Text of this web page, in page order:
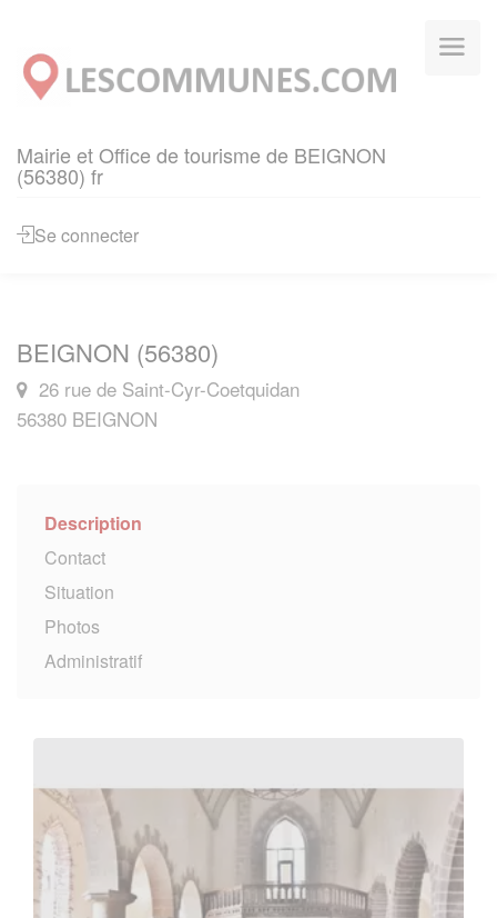
Mairie et Office de tourisme de BEIGNON
(56380) fr
Se connecter
BEIGNON (56380)
26 rue de Saint-Cyr-Coetquidan
56380 BEIGNON
Description
Contact
Situation
Photos
Administratif